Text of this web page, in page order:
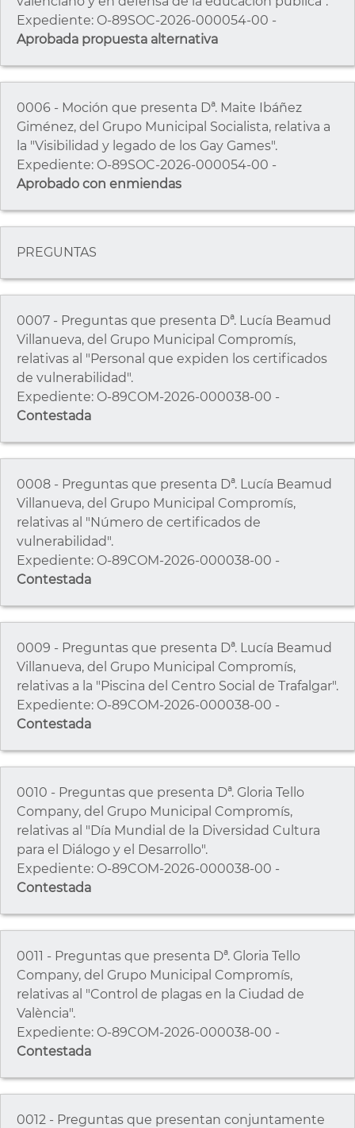
Expediente: O-89SOC-2026-000054-00 -
Aprobada propuesta alternativa
0006 - Moción que presenta Dª. Maite Ibáñez
Giménez, del Grupo Municipal Socialista, relativa a
la "Visibilidad y legado de los Gay Games".
Expediente: O-89SOC-2026-000054-00 -
Aprobado con enmiendas
PREGUNTAS
0007 - Preguntas que presenta Dª. Lucía Beamud
Villanueva, del Grupo Municipal Compromís,
relativas al "Personal que expiden los certificados
de vulnerabilidad".
Expediente: O-89COM-2026-000038-00 -
Contestada
0008 - Preguntas que presenta Dª. Lucía Beamud
Villanueva, del Grupo Municipal Compromís,
relativas al "Número de certificados de
vulnerabilidad".
Expediente: O-89COM-2026-000038-00 -
Contestada
0009 - Preguntas que presenta Dª. Lucía Beamud
Villanueva, del Grupo Municipal Compromís,
relativas a la "Piscina del Centro Social de Trafalgar".
Expediente: O-89COM-2026-000038-00 -
Contestada
0010 - Preguntas que presenta Dª. Gloria Tello
Company, del Grupo Municipal Compromís,
relativas al "Día Mundial de la Diversidad Cultura
para el Diálogo y el Desarrollo".
Expediente: O-89COM-2026-000038-00 -
Contestada
0011 - Preguntas que presenta Dª. Gloria Tello
Company, del Grupo Municipal Compromís,
relativas al "Control de plagas en la Ciudad de
València".
Expediente: O-89COM-2026-000038-00 -
Contestada
0012 - Preguntas que presentan conjuntamente